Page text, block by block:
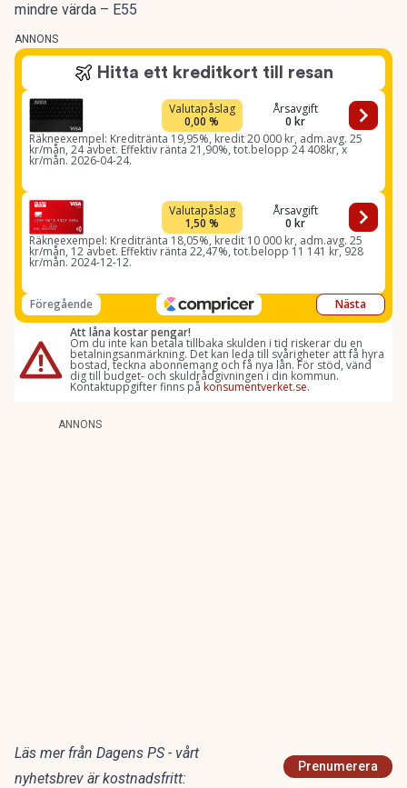
mindre värda – E55
ANNONS
ANNONS
Läs mer från Dagens PS - vårt
nyhetsbrev är kostnadsfritt:
Prenumerera